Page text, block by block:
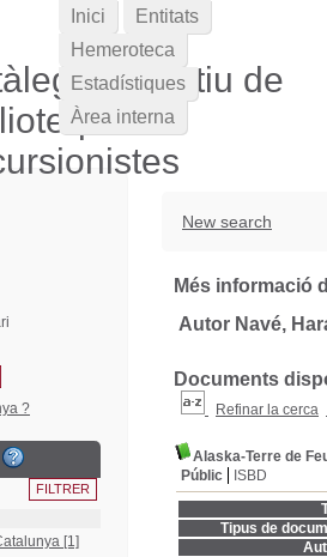
Col·lectiu de
New search
Més informació
Autor Navé,
Documents
Refinar la cerca
Alaska-Terre de
Públic
ISBD
Tipus de
Inici
Entitats
Hemeroteca
Estadístiques
Àrea interna
?
[1]